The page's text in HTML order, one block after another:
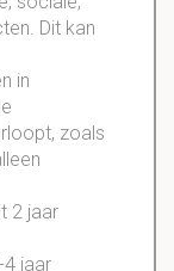
Dit kan
in
zoals
2 jaar
4 jaar